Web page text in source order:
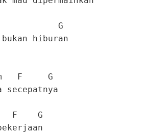
G
hiburan
F G
secepatnya
F G